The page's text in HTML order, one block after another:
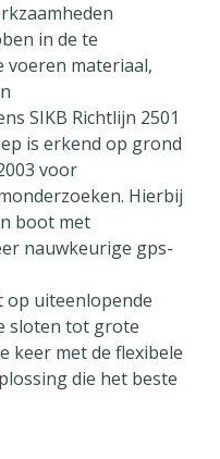
in de te
voeren materiaal,
SIKB Richtlijn 2501
is erkend op grond
voor
Hierbij
boot met
nauwkeurige gps-
uiteenlopende
sloten tot grote
keer met de flexibele
die het beste